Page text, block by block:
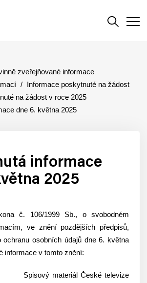
zveřejňované informace
Informace poskytnuté na žádost
na žádost v roce 2025
dne 6. května 2025
informace
2025
č. 106/1999 Sb., o svobodném
ve znění pozdějších předpisů,
ochranu osobních údajů dne 6. května
informace v tomto znění:
materiál České televize